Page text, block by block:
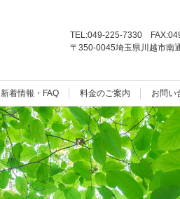
TEL:049-225-7330
〒350-0045埼玉県川越市南
新着情報・FAQ 料金のご案内 お問い